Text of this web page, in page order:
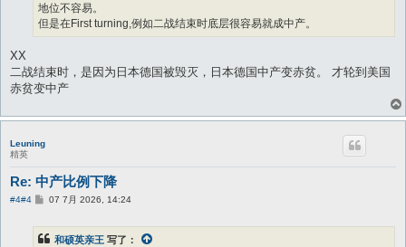
地位不容易。
但是在First turning,例如二战结束时底层很容易就成中产。
XX
二战结束时，是因为日本德国被毁灭，日本德国中产变赤贫。 才轮到美国
赤贫变中产
Leuning
精英
Re: 中产比例下降
#4#4
帖
07 7月 2026, 14:24
和硕英亲王 写了：